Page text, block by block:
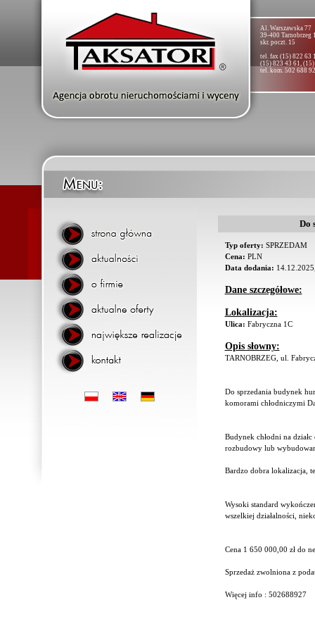
Al. Warszawska 77
39-400 Tarnobrzeg
skr. poczt. 15
tel. fax (15) 822 63
(15) 823 43 61,
tel. kom. 502 688
Do
Typ oferty: SPRZEDAM
Cena: PLN
Data dodania:
Dane szczegółowe:
Lokalizacja:
Ulica: Fabryczna 1C
Opis słowny:
TARNOBRZEG, ul.
Do sprzedania budynek
komorami chłodniczymi
Budynek chłodni na
rozbudowy lub
Bardzo dobra lokalizacja,
Wysoki standard
wszelkiej działalności,
Cena 1 650 000,00 zł do
Sprzedaż zwolniona z
Więcej info : 502688927